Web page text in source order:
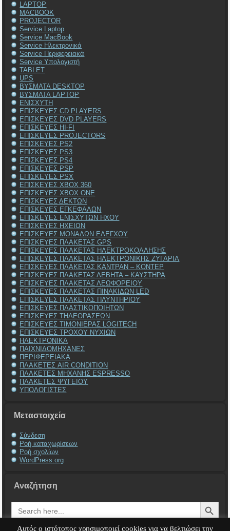
LAPTOP
MACBOOK
PROJECTOR
Service Laptop
Service MacBook
Service Ηλεκτρονικά
Service Περιφερειακά
Service Υπολογιστή
TABLET
UPS
ΒΥΣΜΑΤΑ DESKTOP
ΒΥΣΜΑΤΑ LAPTOP
ΕΝΙΣΧΥΤΗ
ΕΠΙΣΚΕΥΕΣ CD PLAYERS
ΕΠΙΣΚΕΥΕΣ DVD PLAYERS
ΕΠΙΣΚΕΥΕΣ HI-FI
ΕΠΙΣΚΕΥΕΣ PROJECTORS
ΕΠΙΣΚΕΥΕΣ PS2
ΕΠΙΣΚΕΥΕΣ PS3
ΕΠΙΣΚΕΥΕΣ PS4
ΕΠΙΣΚΕΥΕΣ PSP
ΕΠΙΣΚΕΥΕΣ PSX
ΕΠΙΣΚΕΥΕΣ XBOX 360
ΕΠΙΣΚΕΥΕΣ XBOX ONE
ΕΠΙΣΚΕΥΕΣ ΔΕΚΤΩΝ
ΕΠΙΣΚΕΥΕΣ ΕΓΚΕΦΑΛΩΝ
ΕΠΙΣΚΕΥΕΣ ΕΝΙΣΧΥΤΩΝ ΗΧΟΥ
ΕΠΙΣΚΕΥΕΣ ΗΧΕΙΩΝ
ΕΠΙΣΚΕΥΕΣ ΜΟΝΑΔΩΝ ΕΛΕΓΧΟΥ
ΕΠΙΣΚΕΥΕΣ ΠΛΑΚΕΤΑΣ GPS
ΕΠΙΣΚΕΥΕΣ ΠΛΑΚΕΤΑΣ ΗΛΕΚΤΡΟΚΟΛΛΗΣΗΣ
ΕΠΙΣΚΕΥΕΣ ΠΛΑΚΕΤΑΣ ΗΛΕΚΤΡΟΝΙΚΗΣ ΖΥΓΑΡΙΑ
ΕΠΙΣΚΕΥΕΣ ΠΛΑΚΕΤΑΣ ΚΑΝΤΡΑΝ – ΚΟΝΤΕΡ
ΕΠΙΣΚΕΥΕΣ ΠΛΑΚΕΤΑΣ ΛΕΒΗΤΑ – ΚΑΥΣΤΗΡΑ
ΕΠΙΣΚΕΥΕΣ ΠΛΑΚΕΤΑΣ ΛΕΩΦΟΡΕΙΟΥ
ΕΠΙΣΚΕΥΕΣ ΠΛΑΚΕΤΑΣ ΠΙΝΑΚΙΔΩΝ LED
ΕΠΙΣΚΕΥΕΣ ΠΛΑΚΕΤΑΣ ΠΛΥΝΤΗΡΙΟΥ
ΕΠΙΣΚΕΥΕΣ ΠΛΑΣΤΙΚΟΠΟΙΗΤΩΝ
ΕΠΙΣΚΕΥΕΣ ΤΗΛΕΟΡΑΣΕΩΝ
ΕΠΙΣΚΕΥΕΣ ΤΙΜΟΝΙΕΡΑΣ LOGITECH
ΕΠΙΣΚΕΥΕΣ ΤΡΟΧΟΥ ΝΥΧΙΩΝ
ΗΛΕΚΤΡΟΝΙΚΑ
ΠΑΙΧΝΙΔΟΜΗΧΑΝΕΣ
ΠΕΡΙΦΕΡΕΙΑΚΑ
ΠΛΑΚΕΤΕΣ AIR CONDITION
ΠΛΑΚΕΤΕΣ ΜΗΧΑΝΗΣ ESPRESSO
ΠΛΑΚΕΤΕΣ ΨΥΓΕΙΟΥ
ΥΠΟΛΟΓΙΣΤΕΣ
Μεταστοιχεία
Σύνδεση
Ροή καταχωρίσεων
Ροή σχολίων
WordPress.org
Αναζήτηση
Search
for:
Search Button
Αυτός ο ιστότοπος χρησιμοποιεί cookies για να βελτιώσει την